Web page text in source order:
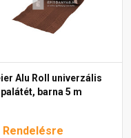
Alu Roll univerzális
barna 5 m
Rendelésre